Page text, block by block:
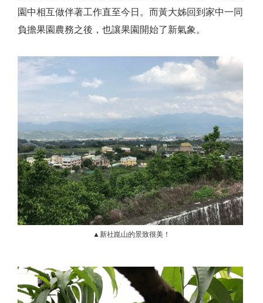
園中相互做伴著工作直至今日。而黃大姊回到家中一同
負擔果園農務之後，也讓果園開始了新氣象。
▲新社崑山的景致很美！